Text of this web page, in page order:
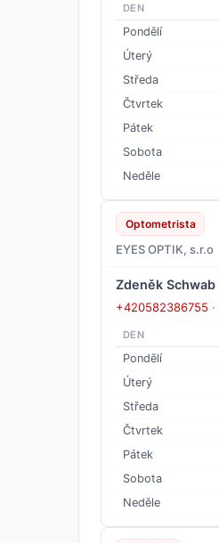
DEN
Pondělí
Úterý
Středa
Čtvrtek
Pátek
Sobota
Neděle
Optometrista
EYES OPTIK, s.r.o
Zdeněk Schwab
+420582386755 ·
DEN
Pondělí
Úterý
Středa
Čtvrtek
Pátek
Sobota
Neděle